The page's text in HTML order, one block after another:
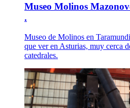
Museo Molinos
.
Museo de Molinos en
que ver en Asturias, muy cerca
catedrales.